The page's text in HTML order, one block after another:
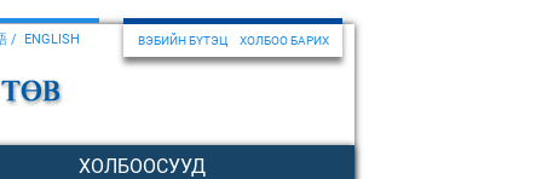
ВЭБИЙН БҮТЭЦ ХОЛБОО БАРИХ
ENGLISH
ХОЛБООСУУД